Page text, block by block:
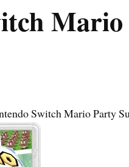
Switch Mario Party